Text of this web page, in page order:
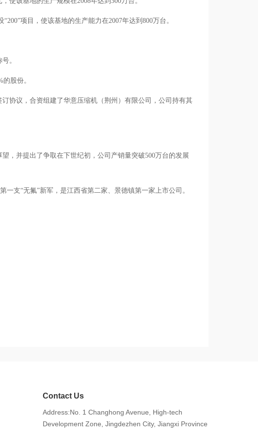
项目，使该基地的生产能力在2007年达到800万台。
。
股份。
协议，合资组建了华意压缩机（荆州）有限公司，公司持有其
，并提出了争取在下世纪初，公司产销量突破500万台的发展
一支“无氟”新军，是江西省第二家、景德镇第一家上市公司。
Contact Us
Address:No. 1 Changhong Avenue, High-tech
Development Zone, Jingdezhen City, Jiangxi Province